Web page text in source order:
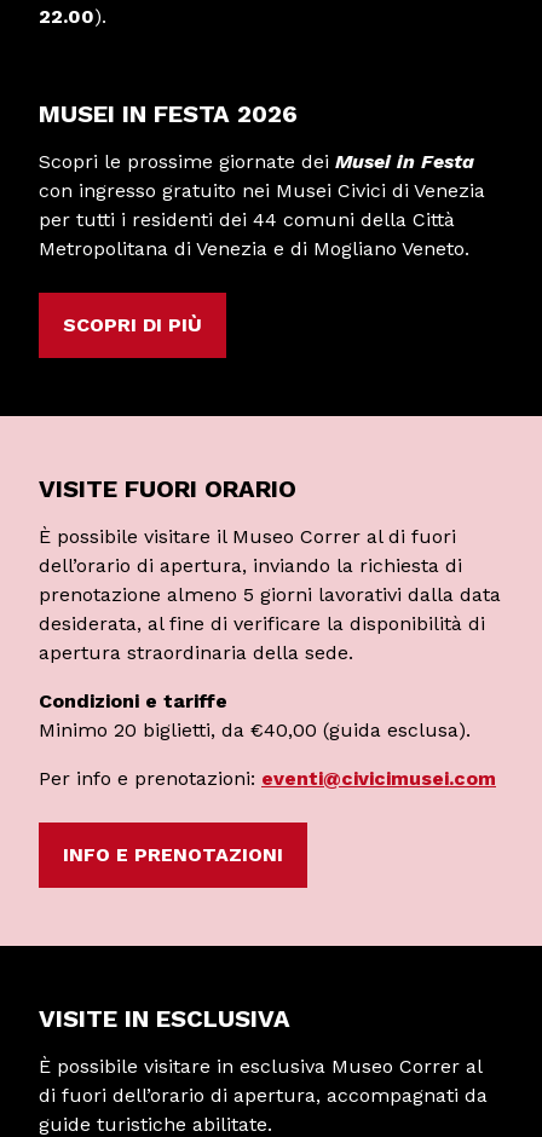
22.00).
MUSEI IN FESTA 2026
Scopri le prossime giornate dei Musei in Festa
con ingresso gratuito nei Musei Civici di Venezia
per tutti i residenti dei 44 comuni della Città
Metropolitana di Venezia e di Mogliano Veneto.
SCOPRI DI PIÙ
VISITE FUORI ORARIO
È possibile visitare il Museo Correr al di fuori
dell’orario di apertura, inviando la richiesta di
prenotazione almeno 5 giorni lavorativi dalla data
desiderata, al fine di verificare la disponibilità di
apertura straordinaria della sede.
Condizioni e tariffe
Minimo 20 biglietti, da €40,00 (guida esclusa).
Per info e prenotazioni: eventi@civicimusei.com
INFO E PRENOTAZIONI
VISITE IN ESCLUSIVA
È possibile visitare in esclusiva Museo Correr al
di fuori dell’orario di apertura, accompagnati da
guide turistiche abilitate.